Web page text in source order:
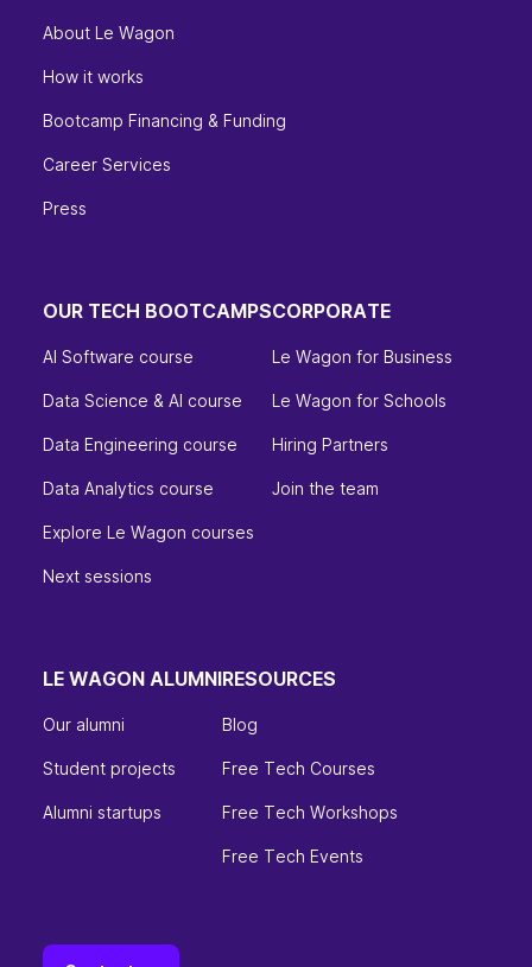
About Le Wagon
How it works
Bootcamp Financing & Funding
Career Services
Press
OUR TECH BOOTCAMPS
AI Software course
Data Science & AI course
Data Engineering course
Data Analytics course
Explore Le Wagon courses
Next sessions
CORPORATE
Le Wagon for Business
Le Wagon for Schools
Hiring Partners
Join the team
LE WAGON ALUMNI
Our alumni
Student projects
Alumni startups
RESOURCES
Blog
Free Tech Courses
Free Tech Workshops
Free Tech Events